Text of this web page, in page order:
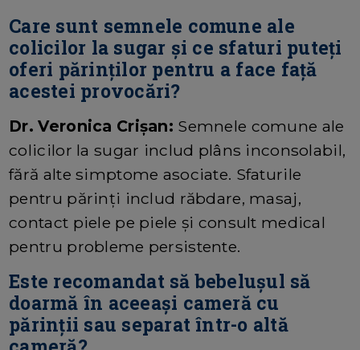
Care sunt semnele comune ale
colicilor la sugar și ce sfaturi puteți
oferi părinților pentru a face față
acestei provocări?
Dr. Veronica Crișan: Semnele comune ale
colicilor la sugar includ plâns inconsolabil,
fără alte simptome asociate. Sfaturile
pentru părinți includ răbdare, masaj,
contact piele pe piele și consult medical
pentru probleme persistente.
Este recomandat să bebelușul să
doarmă în aceeași cameră cu
părinții sau separat într-o altă